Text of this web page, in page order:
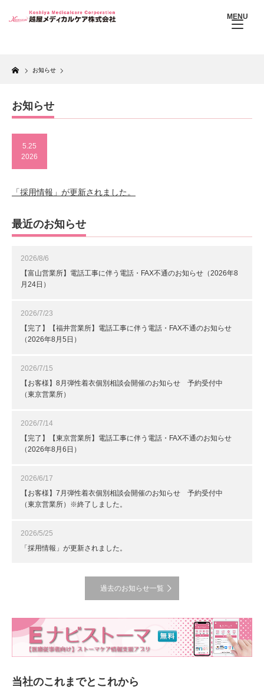
Home
お知らせ
お知らせ
5.25
2026
「採用情報」が更新されました。
最近のお知らせ
2026/8/6
【富山営業所】電話工事に伴う電話・FAX不通のお知らせ（2026年8
月24日）
2026/7/23
【完了】【福井営業所】電話工事に伴う電話・FAX不通のお知らせ
（2026年8月5日）
2026/7/15
【お客様】8月弾性着衣個別相談会開催のお知らせ 予約受付中
（東京営業所）
2026/7/14
【完了】【東京営業所】電話工事に伴う電話・FAX不通のお知らせ
（2026年8月6日）
2026/6/17
【お客様】7月弾性着衣個別相談会開催のお知らせ 予約受付中
（東京営業所）※終了しました。
2026/5/25
「採用情報」が更新されました。
過去のお知らせ一覧
当社のこれまでとこれから
MENU